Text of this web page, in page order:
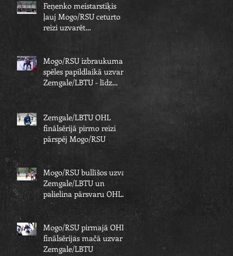
Feņenko meistarstiķis
ļauj Mogo/RSU ceturto
reizi uzvarēt
Zemgale/LBTU un izcīnīt
piekto čempionu
Mogo/RSU izbraukuma
spēles papildlaikā uzvar
Zemgale/LBTU - līdz
Zemgale/LBTU OHL
finālsērijā pirmo reizi
pārspēj Mogo/RSU
Mogo/RSU bullīšos uzvar
Zemgale/LBTU un
palielina pārsvaru OHL
finālsērijā
Mogo/RSU pirmajā OHL
finālsērijas mačā uzvar
Zemgale/LBTU